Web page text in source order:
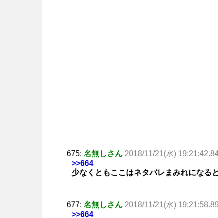
675: 名無しさん 2018/11/21(水)
>>664
少なくともここはネタバレまみれになる
677: 名無しさん 2018/11/21(水)
>>664